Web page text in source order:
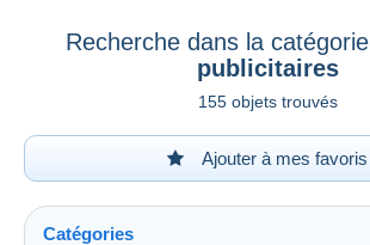
Recherche dans la catégorie
publicitaires
155 objets trouvés
Ajouter à mes favoris
Catégories